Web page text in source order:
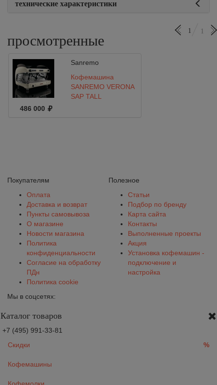
технические характеристики
просмотренные
1 1
Sanremo
Кофемашина
SANREMO VERONA
SAP TALL
486 000
Покупателям
Оплата
Доставка и возврат
Пункты самовывоза
О магазине
Новости магазина
Политика
конфиденциальности
Согласие на обработку
ПДн
Политика cookie
Полезное
Статьи
Подбор по бренду
Карта сайта
Контакты
Выполненные проекты
Акция
Установка кофемашин -
подключение и
настройка
Мы в соцсетях:
Каталог товаров
+7 (495) 991-33-81
Скидки
%
Кофемашины